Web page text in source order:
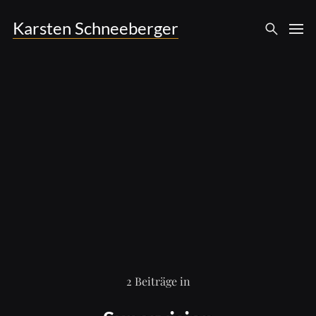
Karsten Schneeberger
2 Beiträge in